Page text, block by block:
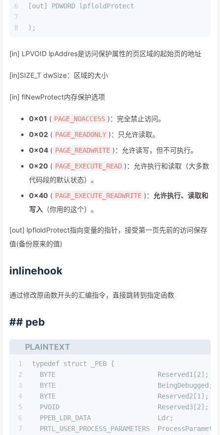
6
7
8
[out] PDWORD lpfloldProtect
);
[in] LPVOID lpAddres是访问保护属性的页区域的起始页的地址
[in]SIZE_T dwSize：区域的大小
[in] flNewProtect内存保护选项
0x01 ( PAGE_NOACCESS )：完全禁止访问。
0x02 ( PAGE_READONLY )：只允许读取。
0x04 ( PAGE_READWRITE )：允许读写，但不可执行。
0x20 ( PAGE_EXECUTE_READ )：允许执行和读取（大多数
代码段的默认状态）。
0x40 ( PAGE_EXECUTE_READWRITE )： 允许执行、读取和
写入 （你用的这个）。
[out] lpfloldProtect指向变量的指针，接受第一页先前的访问保存
值(备份原来的值)
inlinehook
通过修改原函数开头的汇编指令，直接跳转到指定函数
## peb
PLAINTEXT
1
2
3
4
5
6
7
typedef struct _PEB {
  BYTE                          Reserved1[2];
  BYTE                          BeingDebugged;
  BYTE                          Reserved2[1];
  PVOID                         Reserved3[2];
  PPEB_LDR_DATA                 Ldr;
PRTL_USER_PROCESS_PARAMETERS